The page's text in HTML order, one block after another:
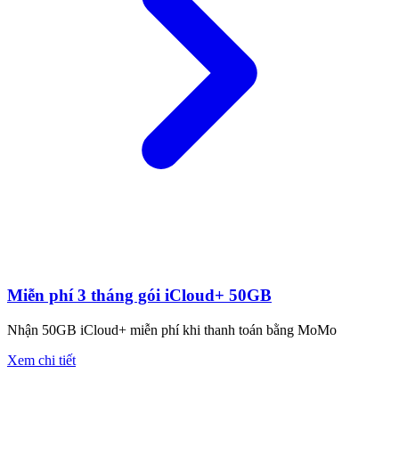
Miễn phí 3 tháng gói iCloud+ 50GB
Nhận 50GB iCloud+ miễn phí khi thanh toán bằng MoMo
Xem chi tiết